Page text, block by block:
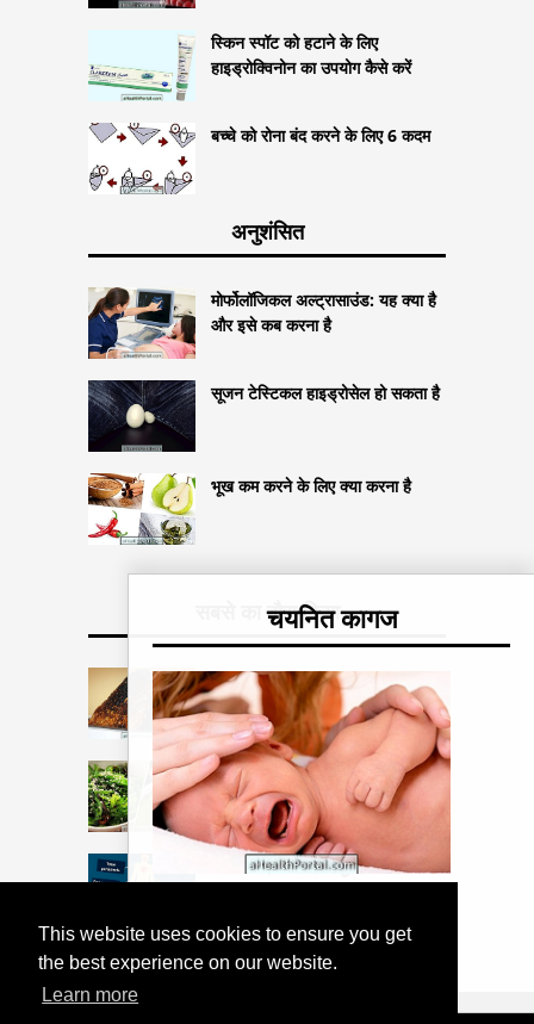
This website uses cookies to ensure you get
the best experience on our website.
Learn more
चयनित कागज
स्किन स्पॉट को हटाने के लिए
हाइड्रोक्विनोन का उपयोग कैसे करें
बच्चे को रोना बंद करने के लिए 6 कदम
अनुशंसित
मोर्फोलॉजिकल अल्ट्रासाउंड: यह क्या है
और इसे कब करना है
सूजन टेस्टिकल हाइड्रोसेल हो सकता है
भूख कम करने के लिए क्या करना है
सबसे का दौरा किया
समझें कि जला खाना क्यों खराब होता है
समुद्री शैवाल वजन कम करने में मदद
करता है
पल्मोनरी एम्फिसीमा के मुख्य लक्षण